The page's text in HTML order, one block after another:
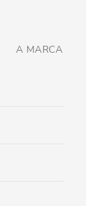
A MARCA